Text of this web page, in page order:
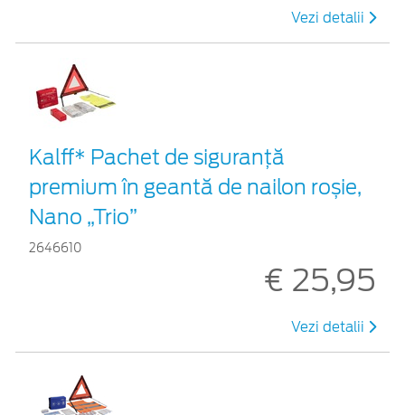
Vezi detalii
Kalff* Pachet de siguranţă
premium în geantă de nailon roșie,
Nano „Trio”
2646610
€ 25,95
Vezi detalii